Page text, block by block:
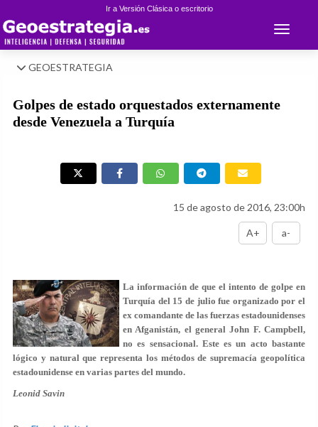
Ir a Versión Clásica o escritorio
Toggle
GEOESTRATEGIA
Golpes de estado orquestados externamente
desde Venezuela a Turquía
15 de agosto de 2016, 23:00h
A+ a-
La información de que el intento de golpe en
Turquía del 15 de julio fue organizado por el
ex comandante de las fuerzas estadounidenses
en Afganistán, el general John F. Campbell,
no es sensacional. Este es un acto bastante
lógico y natural que representa los métodos de supremacía geopolítica
estadounidense en varias partes del mundo.
Leonid Savin